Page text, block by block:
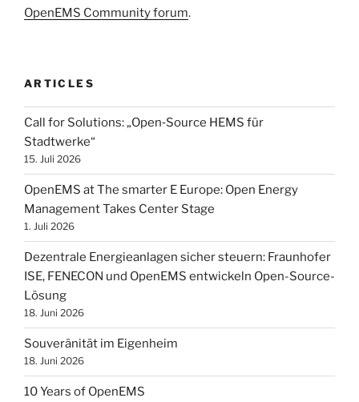
OpenEMS Community forum.
ARTICLES
Call for Solutions: „Open‑Source HEMS für
Stadtwerke“
15. Juli 2026
OpenEMS at The smarter E Europe: Open Energy
Management Takes Center Stage
1. Juli 2026
Dezentrale Energieanlagen sicher steuern: Fraunhofer
ISE, FENECON und OpenEMS entwickeln Open-Source-
Lösung
18. Juni 2026
Souveränität im Eigenheim
18. Juni 2026
10 Years of OpenEMS